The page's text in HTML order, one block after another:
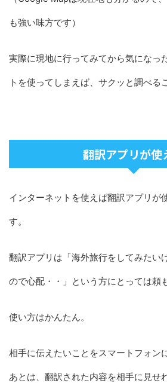
も強い味方です）
実際に現地に行ってみてから気になっ
トを使ってしまえば、サクッと調べる
翻訳アプリが使
インターネットを使えば翻訳アプリが
す。
翻訳アプリは「海外旅行をしてみたい
ので心配・・」という方にとっては頼
使い方はかんたん。
相手に伝えたいことをスマートフォン
あとは、翻訳された内容を相手に見せ